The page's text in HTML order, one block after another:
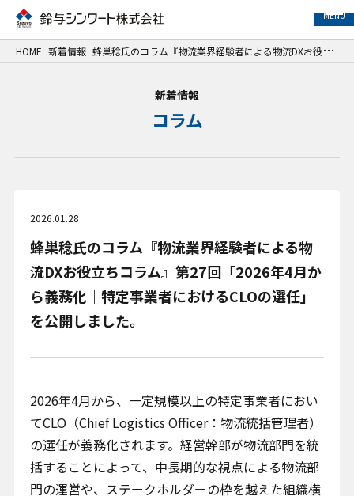
MENU
事例紹介
サステナビリティ
IR情報
採用情報
HOME 新着情報 蜂巣稔氏のコラム『物流業界経験者による物流DXお役立ちコラム』第27回「2026年4月から義務化｜特定事業者におけるCLOの選任」を公開しました。
新着情報
コラム
2026.01.28
蜂巣稔氏のコラム『物流業界経験者による物
流DXお役立ちコラム』第27回「2026年4月か
ら義務化｜特定事業者におけるCLOの選任」
を公開しました。
2026年4月から、一定規模以上の特定事業者におい
てCLO（Chief Logistics Officer：物流統括管理者）
の選任が義務化されます。経営幹部が物流部門を統
括することによって、中長期的な視点による物流部
門の運営や、ステークホルダーの枠を越えた組織横